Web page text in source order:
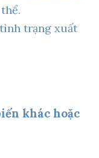
trạng xuất
khác hoặc